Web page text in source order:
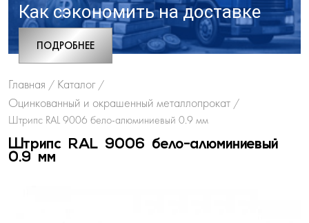
Как сэкономить на доставке
ПОДРОБНЕЕ
Главная / Каталог /
Оцинкованный и окрашенный металлопрокат /
Штрипс RAL 9006 бело-алюминиевый 0.9 мм
Штрипс RAL 9006 бело-алюминиевый
0.9 мм